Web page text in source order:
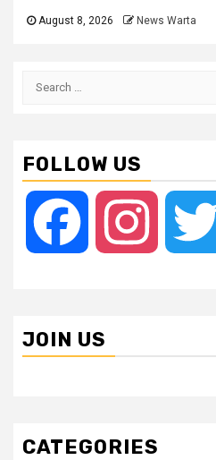
August 8, 2026 News Warta
Search
FOLLOW US
Facebook Instagram
JOIN US
CATEGORIES